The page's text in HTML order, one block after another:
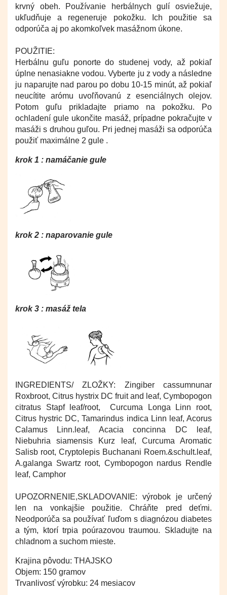
krvný obeh. Používanie herbálnych gulí osviežuje,
ukľudňuje a regeneruje pokožku.
Ich použitie sa
odporúča aj po akomkoľvek masážnom úkone.
POUŽITIE:
Herbálnu guľu ponorte do studenej vody, až pokiaľ
úplne nenasiakne vodou. Vyberte ju z vody a následne
ju naparujte nad parou po dobu 10-15 minút, až pokiaľ
neucítite arómu uvoľňovanú z esenciálnych olejov.
Potom guľu prikladajte priamo na pokožku. Po
ochladení gule ukončite masáž, prípadne pokračujte v
masáži s druhou guľou. Pri jednej masáži sa odporúča
použiť maximálne 2 gule .
krok 1 : namáčanie gule
krok 2 : naparovanie gule
krok 3 : masáž tela
INGREDIENTS/ ZLOŽKY: Zingiber cassumnunar
Roxbroot, Citrus hystrix DC fruit and leaf, Cymbopogon
citratus Stapf leaf/root, Curcuma Longa Linn root,
Citrus hystric DC, Tamarindus indica Linn leaf, Acorus
Calamus Linn.leaf, Acacia concinna DC leaf,
Niebuhria siamensis Kurz leaf, Curcuma Aromatic
Salisb root, Cryptolepis Buchanani Roem.&schult.leaf,
A.galanga Swartz root, Cymbopogon nardus Rendle
leaf, Camphor
UPOZORNENIE,SKLADOVANIE: výrobok je určený
len na vonkajšie použitie. Chráňte pred deťmi.
Neodporúča sa používať ľuďom s diagnózou diabetes
a tým, ktorí trpia poúrazovou traumou. Skladujte na
chladnom a suchom mieste.
Krajina pôvodu: THAJSKO
Objem: 150 gramov
Trvanlivosť výrobku: 24 mesiacov